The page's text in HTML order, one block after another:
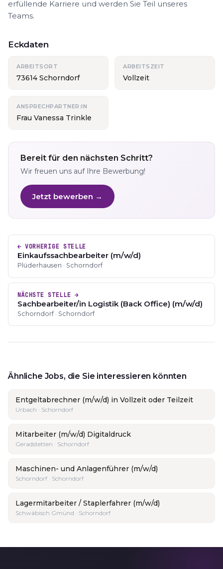
erfüllende Karriere und werden Sie Teil unseres
Teams.
Eckdaten
ARBEITSORT
73614 Schorndorf
ARBEITSZEIT
Vollzeit
ANSPRECHPARTNER:IN
Frau Vanessa Trinkle
Bereit für den nächsten Schritt?
Wir freuen uns auf Ihre Bewerbung!
Jetzt bewerben →
← VORHERIGE STELLE
Einkaufssachbearbeiter (m/w/d)
Plüderhausen · Schorndorf
NÄCHSTE STELLE →
Sachbearbeiter/in Logistik (Back Office) (m/w/d)
Schorndorf · Schorndorf
Ähnliche Jobs, die Sie interessieren könnten
Entgeltabrechner (m/w/d) in Vollzeit oder Teilzeit
Urbach · Schorndorf
Mitarbeiter (m/w/d) Digitaldruck
Geradstetten · Schorndorf
Maschinen- und Anlagenführer (m/w/d)
Schorndorf · Schorndorf
Lagermitarbeiter / Staplerfahrer (m/w/d)
Schwäbisch Gmünd · Schorndorf